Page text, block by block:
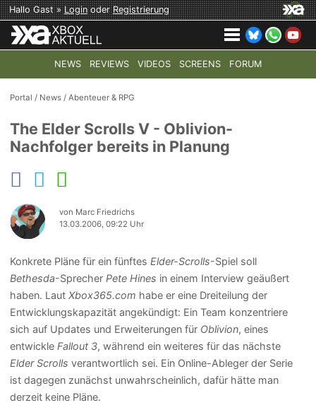
Hallo Gast »LoginoderRegistrierung
NEWS REVIEWS VIDEOS SCREENS FORUM
TOP-THEMEN: COD: MODERN WARFARE 4 HALO:
Portal / News /Abenteuer & RPG
The Elder Scrolls V - Oblivion-
Nachfolger bereits in Planung
von Marc Friedrichs
13.03.2006, 09:22 Uhr
Konkrete Pläne für ein fünftes Elder-Scrolls-Spiel soll
Bethesda-Sprecher Pete Hines in einem Interview geäußert
haben. Laut Xbox365.com habe er eine Dreiteilung der
Entwicklungskapazität angekündigt: Ein Team konzentriere
sich auf Updates und Erweiterungen für Oblivion, eines
entwickle Fallout 3, während ein weiteres für das nächste
Elder Scrolls verantwortlich sei. Ein Online-Ableger der Serie
ist dagegen zunächst unwahrscheinlich, dafür hätte man
derzeit keine Pläne.